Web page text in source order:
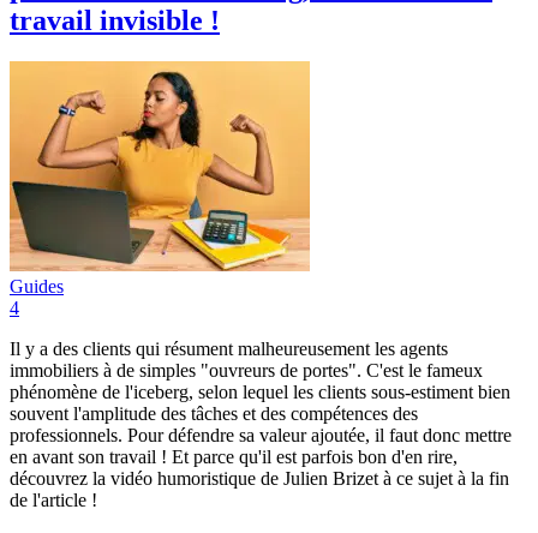
travail invisible !
Guides
4
Il y a des clients qui résument malheureusement les agents
immobiliers à de simples "ouvreurs de portes". C'est le fameux
phénomène de l'iceberg, selon lequel les clients sous-estiment bien
souvent l'amplitude des tâches et des compétences des
professionnels. Pour défendre sa valeur ajoutée, il faut donc mettre
en avant son travail ! Et parce qu'il est parfois bon d'en rire,
découvrez la vidéo humoristique de Julien Brizet à ce sujet à la fin
de l'article !